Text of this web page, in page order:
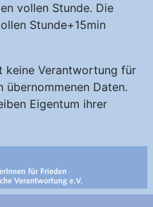
vollen Stunde. Die
Stunde+15min
keine Verantwortung für
Daten.
Eigentum ihrer